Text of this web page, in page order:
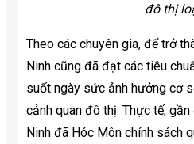
đô thị
Theo các chuyên gia, để trở
Ninh cũng đã đạt các tiêu
suốt ngày sức ảnh hưởng cơ
cảnh quan đô thị. Thực tế, gần
Ninh đã Hóc Môn chính sách